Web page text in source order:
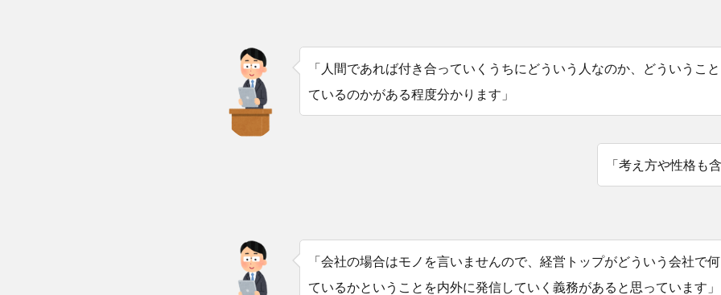
「人間であれば付き合っていくうちにどういう人なのか、どういうこ
ているのかがある程度分かります」
「考え方や性格も
「会社の場合はモノを言いませんので、経営トップがどういう会社で
ているかということを内外に発信していく義務があると思っています」